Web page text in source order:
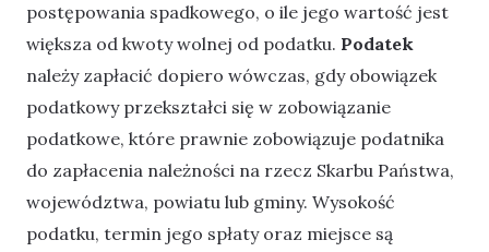
postępowania spadkowego, o ile jego wartość jest
większa od kwoty wolnej od podatku. Podatek
należy zapłacić dopiero wówczas, gdy obowiązek
podatkowy przekształci się w zobowiązanie
podatkowe, które prawnie zobowiązuje podatnika
do zapłacenia należności na rzecz Skarbu Państwa,
województwa, powiatu lub gminy. Wysokość
podatku, termin jego spłaty oraz miejsce są